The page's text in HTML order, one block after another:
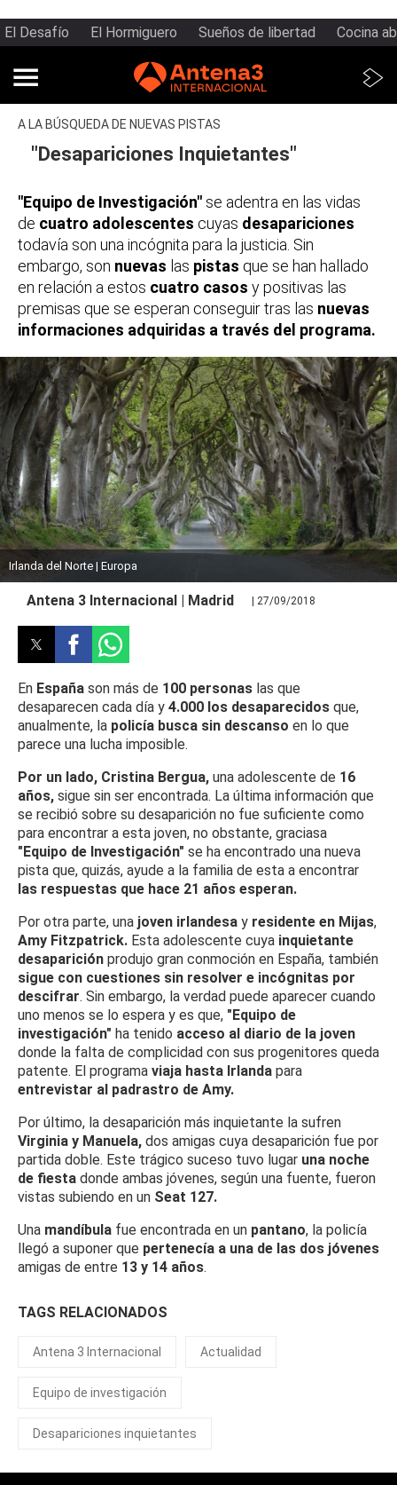
El Desafío El Hormiguero Sueños de libertad Cocina
A LA BÚSQUEDA DE NUEVAS PISTAS
"Desapariciones Inquietantes"
"Equipo de Investigación" se adentra en las vidas
de cuatro adolescentes cuyas desapariciones
todavía son una incógnita para la justicia. Sin
embargo, son nuevas las pistas que se han hallado
en relación a estos cuatro casos y positivas las
premisas que se esperan conseguir tras las nuevas
informaciones adquiridas a través del programa.
Irlanda del Norte | Europa
Antena 3 Internacional | Madrid | 27/09/2018
En España son más de 100 personas las que
desaparecen cada día y 4.000 los desaparecidos que,
anualmente, la policía busca sin descanso en lo que
parece una lucha imposible.
Por un lado, Cristina Bergua, una adolescente de 16
años, sigue sin ser encontrada. La última información que
se recibió sobre su desaparición no fue suficiente como
para encontrar a esta joven, no obstante, graciasa
"Equipo de Investigación" se ha encontrado una nueva
pista que, quizás, ayude a la familia de esta a encontrar
las respuestas que hace 21 años esperan.
Por otra parte, una joven irlandesa y residente en Mijas,
Amy Fitzpatrick. Esta adolescente cuya inquietante
desaparición produjo gran conmoción en España, también
sigue con cuestiones sin resolver e incógnitas por
descifrar. Sin embargo, la verdad puede aparecer cuando
uno menos se lo espera y es que, "Equipo de
investigación" ha tenido acceso al diario de la joven
donde la falta de complicidad con sus progenitores queda
patente. El programa viaja hasta Irlanda para
entrevistar al padrastro de Amy.
Por último, la desaparición más inquietante la sufren
Virginia y Manuela, dos amigas cuya desaparición fue por
partida doble. Este trágico suceso tuvo lugar una noche
de fiesta donde ambas jóvenes, según una fuente, fueron
vistas subiendo en un Seat 127.
Una mandíbula fue encontrada en un pantano, la policía
llegó a suponer que pertenecía a una de las dos jóvenes
amigas de entre 13 y 14 años.
TAGS RELACIONADOS
Antena 3 Internacional Actualidad
Equipo de investigación
Desapariciones inquietantes